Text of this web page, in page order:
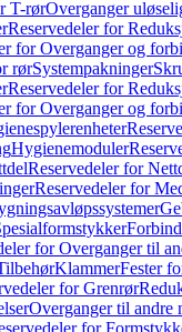
T-rørOverganger
Reservedeler for
for Overganger og
rørSystempakninger
Reservedeler for
for Overganger og
Hygienemoduler
Reservedeler for
Reservedeler for
for Overganger til
KlammerFester
for Grenrør
Overganger til andre
for